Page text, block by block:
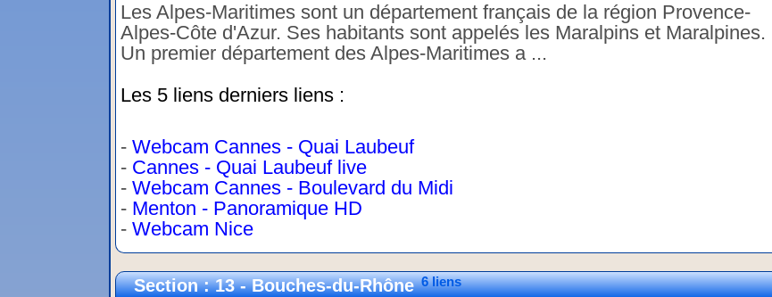
Les Alpes-Maritimes sont un département français de la région Provence-
Alpes-Côte d'Azur. Ses habitants sont appelés les Maralpins et Maralpines.
Un premier département des Alpes-Maritimes a ...
Les 5 liens derniers liens :
- Webcam Cannes - Quai Laubeuf
- Cannes - Quai Laubeuf live
- Webcam Cannes - Boulevard du Midi
- Menton - Panoramique HD
- Webcam Nice
Section : 13 - Bouches-du-Rhône 6 liens